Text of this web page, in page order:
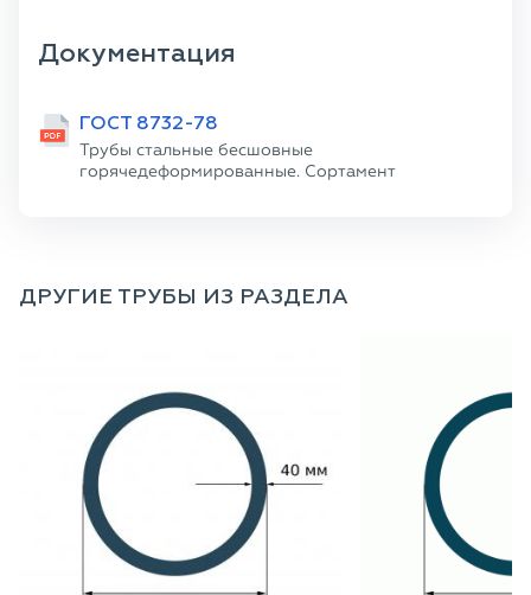
Документация
ГОСТ 8732-78
Трубы стальные бесшовные
горячедеформированные. Сортамент
ДРУГИЕ ТРУБЫ ИЗ РАЗДЕЛА